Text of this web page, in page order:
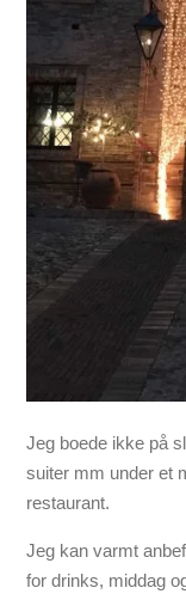
Jeg boede ikke på
suiter mm under et
restaurant.
Jeg kan varmt
for drinks, middag